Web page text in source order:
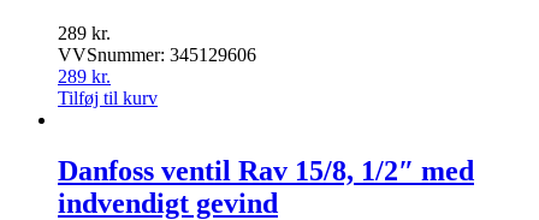
289 kr.
VVSnummer: 345129606
289 kr.
Tilføj til kurv
Danfoss ventil Rav 15/8, 1/2″ med
indvendigt gevind